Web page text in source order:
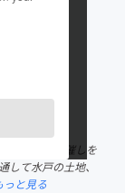
ています
る文化的な催しを
て水戸の土地、
っと見る